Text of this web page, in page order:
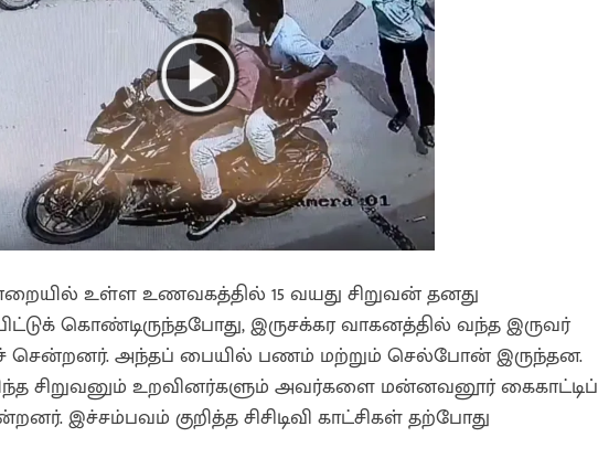
உள்ள உணவகத்தில் 15 வயது சிறுவன் தனது
கொண்டிருந்தபோது, இருசக்கர வாகனத்தில் வந்த இருவர்
சென்றனர். அந்தப் பையில் பணம் மற்றும் செல்போன் இருந்தன.
சிறுவனும் உறவினர்களும் அவர்களை மன்னவனூர் கைகாட்டிப்
இச்சம்பவம் குறித்த சிசிடிவி காட்சிகள் தற்போது